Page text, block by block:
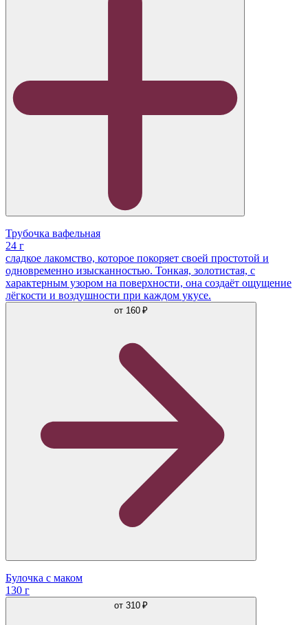
Трубочка вафельная
24 г
сладкое лакомство, которое покоряет своей простотой и
одновременно изысканностью. Тонкая, золотистая, с
характерным узором на поверхности, она создаёт ощущение
лёгкости и воздушности при каждом укусе.
от 160 ₽
Булочка с маком
130 г
от 310 ₽